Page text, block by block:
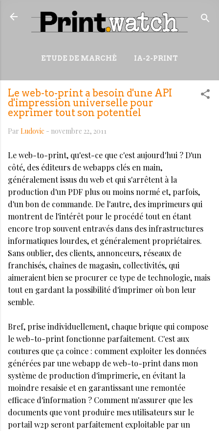
Accéder au contenu principal
ETUDE DE MARCHÉ IA-2-PRINT
PLUS… WIKI
Le web-to-print a besoin d'une API
d'impression universelle pour
exprimer tout son potentiel
Par Ludovic - novembre 22, 2011
Le web-to-print, qu'est-ce que c'est aujourd'hui ? D'un
côté, des éditeurs de webapps clés en main,
généralement issus du web et qui s'arrêtent à la
production d'un PDF plus ou moins normé et, parfois,
d'un bon de commande. De l'autre, des imprimeurs qui
montrent de l'intérêt pour le procédé tout en étant
encore trop souvent entravés dans des infrastructures
informatiques lourdes, et généralement propriétaires.
Sans oublier, des clients, annonceurs, réseaux de
franchisés, chaînes de magasin, collectivités, qui
aimeraient bien se procurer ce type de technologie, mais
tout en gardant la possibilité d'imprimer où bon leur
semble.
Bref, prise individuellement, chaque brique qui compose
le web-to-print fonctionne parfaitement. C'est aux
coutures que ça coince : comment exploiter les données
générées par une webapp de web-to-print dans mon
système de production d'imprimerie, en évitant la
moindre resaisie et en garantissant une remontée
efficace d'information ? Comment m'assurer que les
documents que vont produire mes utilisateurs sur le
portail w2p seront parfaitement exploitable par un